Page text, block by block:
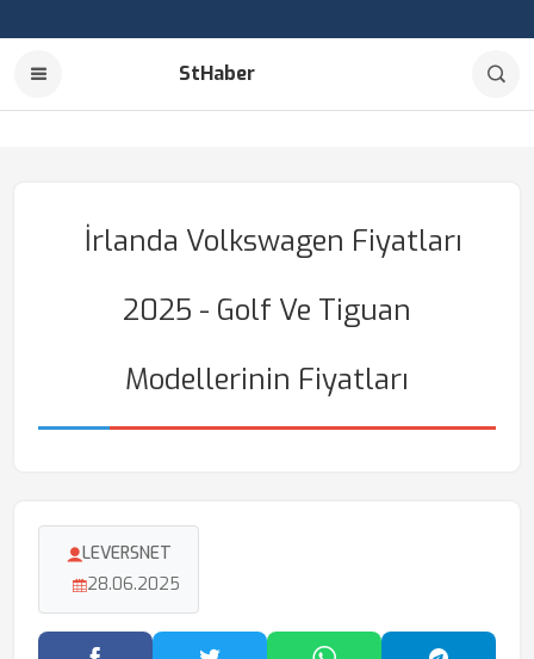
StHaber
İrlanda Volkswagen Fiyatları
2025 - Golf Ve Tiguan
Modellerinin Fiyatları
LEVERSNET
28.06.2025